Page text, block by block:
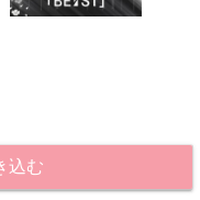
込む